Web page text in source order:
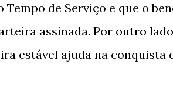
Tempo de Serviço e que o
assinada. Por outro
estável ajuda na conquista